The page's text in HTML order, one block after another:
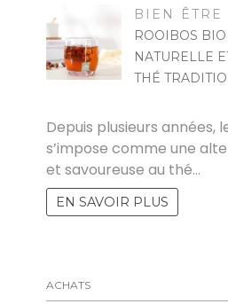
BIEN ÊTRE
ROOIBOS BIO
NATURELLE
THÉ
Depuis plusieurs années,
s’impose comme une
et savoureuse au thé…
EN SAVOIR PLUS
ACHATS